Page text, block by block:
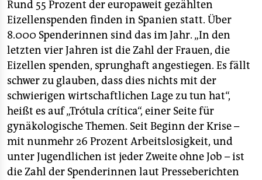
Rund 55 Prozent der europaweit gezählten
Eizellenspenden finden in Spanien statt. Über
8.000 Spenderinnen sind das im Jahr. „In den
letzten vier Jahren ist die Zahl der Frauen, die
Eizellen spenden, sprunghaft angestiegen. Es fällt
schwer zu glauben, dass dies nichts mit der
schwierigen wirtschaftlichen Lage zu tun hat“,
heißt es auf „Trótula crítica“, einer Seite für
gynäkologische Themen. Seit Beginn der Krise –
mit nunmehr 26 Prozent Arbeitslosigkeit, und
unter Jugendlichen ist jeder Zweite ohne Job – ist
die Zahl der Spenderinnen laut Presseberichten